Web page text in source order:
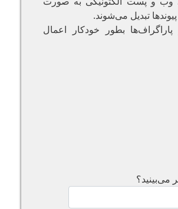
تبدیل می‌شوند.
بطور خودکار اعمال